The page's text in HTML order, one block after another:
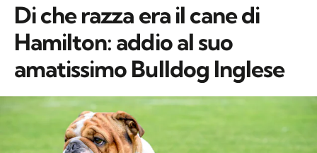
Di che razza era il cane di
Hamilton: addio al suo
amatissimo Bulldog Inglese